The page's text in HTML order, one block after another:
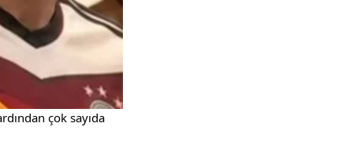
çok sayıda